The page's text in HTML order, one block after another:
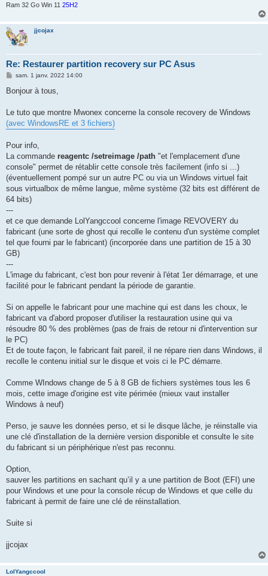
Ram 32 Go Win 11 25H2
jjcojax
Re: Restaurer partition recovery sur PC Asus
M
s
g
sam. 1 janv. 2022 14:00
Bonjour à tous,
Le tuto que montre Mwonex concerne la console recovery de Windows
(avec WindowsRE et 3 fichiers)
Pour info,
La commande reagentc /setreimage /path "et l'emplacement d'une
console" permet de rétablir cette console très facilement (info si ...)
(éventuellement pompé sur un autre PC ou via un Windows virtuel fait
sous virtualbox de même langue, même système (32 bits est différent de
64 bits)
---
et ce que demande LolYangccool concerne l'image REVOVERY du
fabricant (une sorte de ghost qui recolle le contenu d'un système complet
tel que fourni par le fabricant) (incorporée dans une partition de 15 à 30
GB)
---
L'image du fabricant, c'est bon pour revenir à l'état 1er démarrage, et une
facilité pour le fabricant pendant la période de garantie.
Si on appelle le fabricant pour une machine qui est dans les choux, le
fabricant va d'abord proposer d'utiliser la restauration usine qui va
résoudre 80 % des problèmes (pas de frais de retour ni d'intervention sur
le PC)
Et de toute façon, le fabricant fait pareil, il ne répare rien dans Windows, il
recolle le contenu initial sur le disque et vois ci le PC démarre.
Comme WIndows change de 5 à 8 GB de fichiers systèmes tous les 6
mois, cette image d'origine est vite périmée (mieux vaut installer
Windows à neuf)
Perso, je sauve les données perso, et si le disque lâche, je réinstalle via
une clé d'installation de la dernière version disponible et consulte le site
du fabricant si un périphérique n'est pas reconnu.
Option,
sauver les partitions en sachant qu’il y a une partition de Boot (EFI) une
pour Windows et une pour la console récup de Windows et que celle du
fabricant à permit de faire une clé de réinstallation.
Suite si
jjcojax
LolYangccool